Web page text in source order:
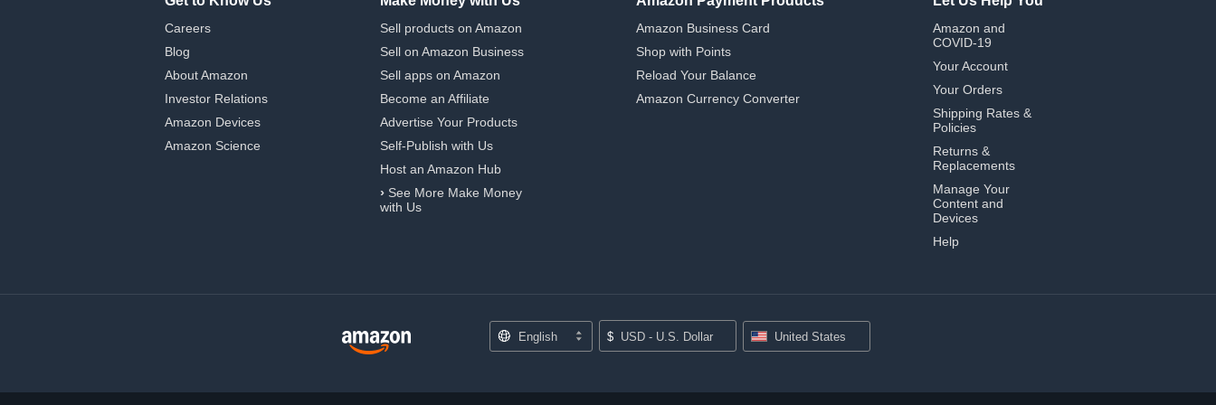
Careers
Blog
About Amazon
Investor Relations
Amazon Devices
Amazon Science
Sell products on Amazon
Sell on Amazon Business
Sell apps on Amazon
Become an Affiliate
Advertise Your Products
Self-Publish with Us
Host an Amazon Hub
› See More Make Money
with Us
Amazon Business Card
Shop with Points
Reload Your Balance
Amazon Currency Converter
Amazon and
COVID-19
Your Account
Your Orders
Shipping Rates &
Policies
Returns &
Replacements
Manage Your
Content and
Devices
Help
English $ USD - U.S. Dollar United States